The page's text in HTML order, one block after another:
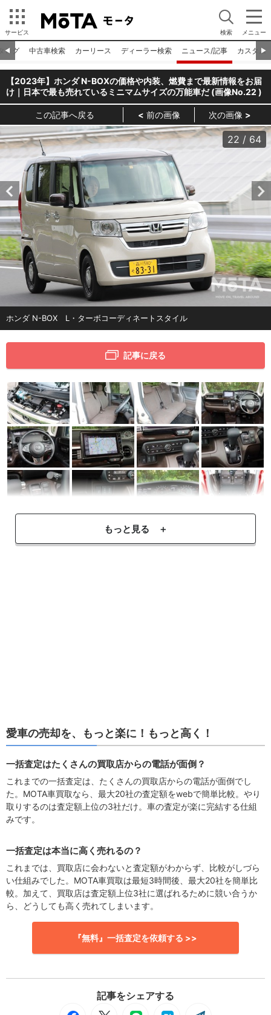
サービス 検索 メニュー
◀︎ ▶︎
ログ 中古車検索 カーリース ディーラー検索 ニュース/記事 カスタム
【2023年】ホンダ N-BOXの価格や内装、燃費まで最新情報をお届
け｜日本で最も売れているミニマムサイズの万能車だ (画像No.22 )
この記事へ戻る 前の画像 次の画像
ホンダ N-BOX L・ターボコーディネートスタイル
22 / 64
記事に戻る
もっと見る ＋
愛車の売却を、もっと楽に！もっと高く！
一括査定はたくさんの買取店からの電話が面倒？
これまでの一括査定は、たくさんの買取店からの電話が面倒でし
た。MOTA車買取なら、最大20社の査定額をwebで簡単比較。やり
取りするのは査定額上位の3社だけ。車の査定が楽に完結する仕組
みです。
一括査定は本当に高く売れるの？
これまでは、買取店に会わないと査定額がわからず、比較がしづら
い仕組みでした。MOTA車買取は最短3時間後、最大20社を簡単比
較。加えて、買取店は査定額上位3社に選ばれるために競い合うか
ら、どうしても高く売れてしまいます。
『無料』一括査定を依頼する >>
記事をシェアする